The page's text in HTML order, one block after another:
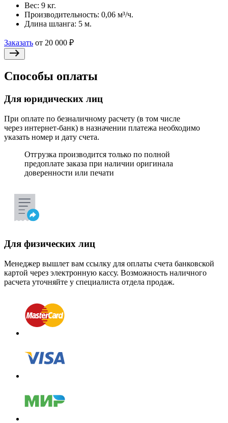
Вес: 9 кг.
Производительность: 0,06 м³/ч.
Длина шланга: 5 м.
Заказать от 20 000 ₽
Способы оплаты
Для юридических лиц
При оплате по безналичному расчету (в том числе
через интернет-банк) в назначении платежа необходимо
указать номер и дату счета.
Отгрузка производится только по полной
предоплате заказа при наличии оригинала
доверенности или печати
Для физических лиц
Менеджер вышлет вам ссылку для оплаты счета банковской
картой через электронную кассу. Возможность наличного
расчета уточняйте у специалиста отдела продаж.